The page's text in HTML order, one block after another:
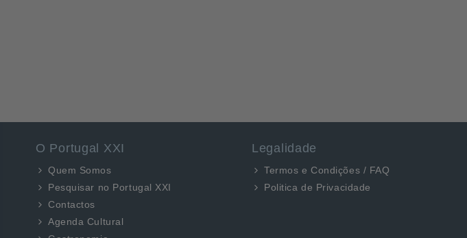
O Portugal XXI
Quem Somos
Pesquisar no Portugal XXI
Contactos
Agenda Cultural
Legalidade
Termos e Condições / FAQ
Politica de Privacidade